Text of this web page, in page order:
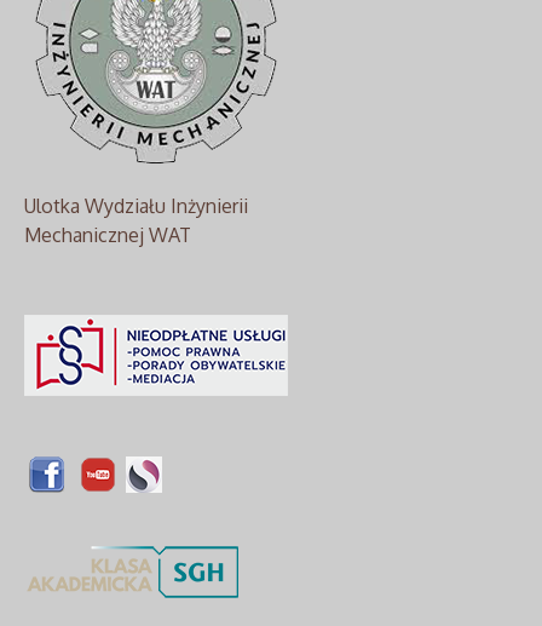
Ulotka Wydziału Inżynierii
Mechanicznej WAT